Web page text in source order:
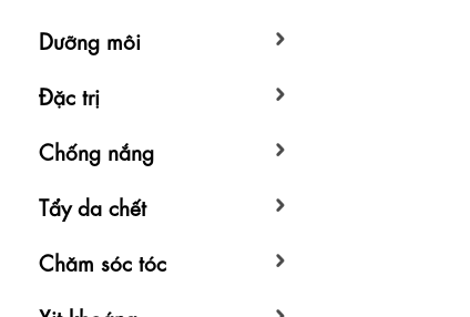
Dưỡng môi
Đặc trị
Chống nắng
Tẩy da chết
Chăm sóc tóc